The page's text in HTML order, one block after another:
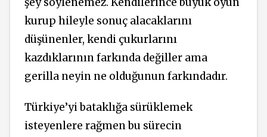
kurup hileyle sonuç alacaklarını
düşünenler, kendi çukurlarını
kazdıklarının farkında değiller ama
gerilla neyin ne olduğunun farkındadır.
Türkiye’yi bataklığa sürüklemek
isteyenlere rağmen bu sürecin